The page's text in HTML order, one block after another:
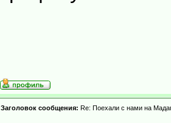
Заголовок сообщения: Re: Поехали с нами на